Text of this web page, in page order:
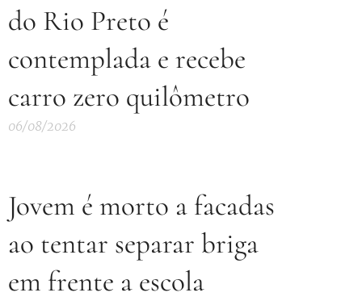
do Rio Preto é
contemplada e recebe
carro zero quilômetro
06/08/2026
Jovem é morto a facadas
ao tentar separar briga
em frente a escola